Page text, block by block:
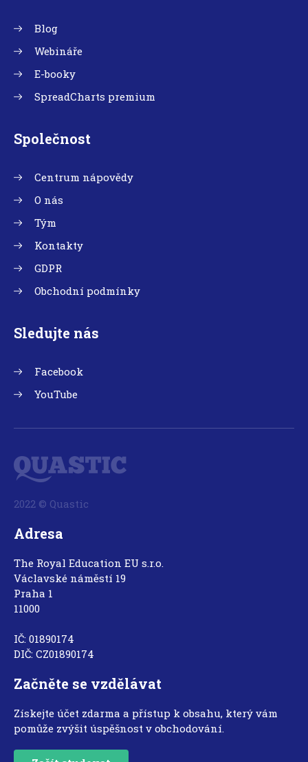
Blog
Webináře
E-booky
SpreadCharts premium
Společnost
Centrum nápovědy
O nás
Tým
Kontakty
GDPR
Obchodní podmínky
Sledujte nás
Facebook
YouTube
2022 © Quastic
Adresa
The Royal Education EU s.r.o.
Václavské náměstí 19
Praha 1
11000
IČ: 01890174
DIČ: CZ01890174
Začněte se vzdělávat
Získejte účet zdarma a přístup k obsahu, který vám
pomůže zvýšit úspěšnost v obchodování.